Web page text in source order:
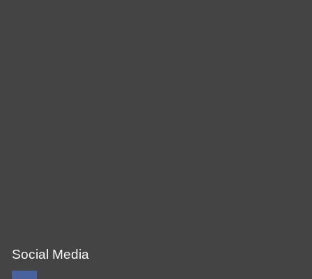
Social Media